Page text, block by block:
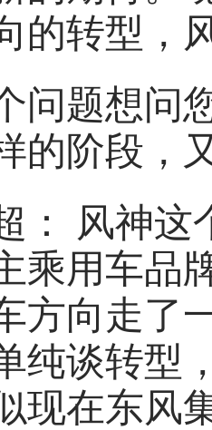
的转型，
题想问您
的阶段，
风神这
乘用车品
方向走了
纯谈转型
现在东风